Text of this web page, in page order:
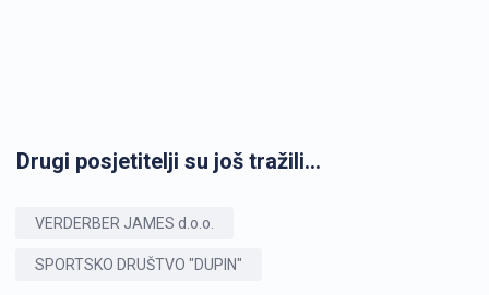
Drugi posjetitelji su još tražili...
VERDERBER JAMES d.o.o.
SPORTSKO DRUŠTVO "DUPIN"